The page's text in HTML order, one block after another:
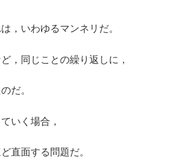
，いわゆるマンネリだ。
，同じことの繰り返しに，
だ。
いく場合，
直面する問題だ。